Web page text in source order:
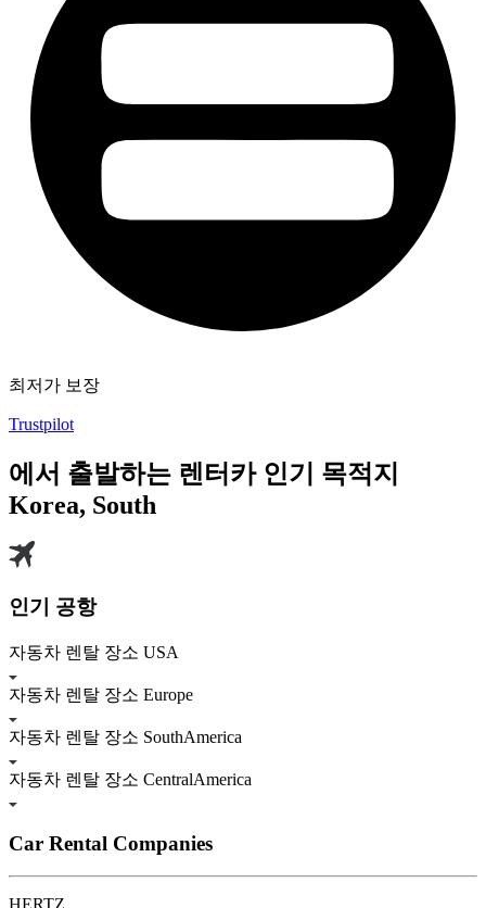
최저가 보장
Trustpilot
에서 출발하는 렌터카 인기 목적지
Korea, South
인기 공항
자동차 렌탈 장소 USA
자동차 렌탈 장소 Europe
자동차 렌탈 장소 SouthAmerica
자동차 렌탈 장소 CentralAmerica
Car Rental Companies